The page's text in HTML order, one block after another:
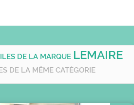
DE LA MARQUE LEMAIRE
DE LA MÊME CATÉGORIE